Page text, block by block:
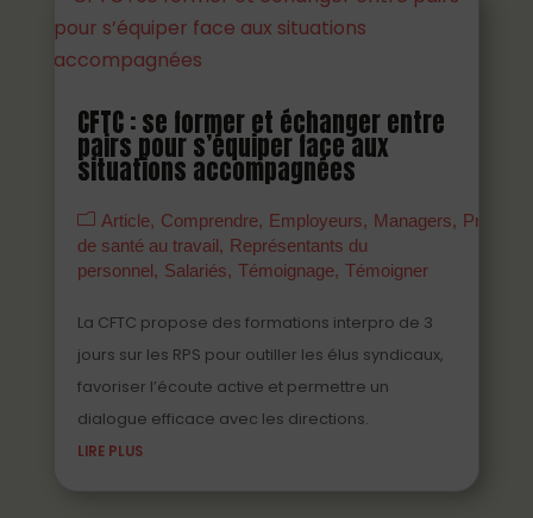
CFTC : se former et échanger entre
pairs pour s’équiper face aux
situations accompagnées
Article Comprendre Employeurs Managers
Prévenir
de santé au travail
Représentants du
personnel
Salariés Témoignage Témoigner
La CFTC propose des formations interpro de 3
jours sur les RPS pour outiller les élus syndicaux,
favoriser l’écoute active et permettre un
dialogue efficace avec les directions.
LIRE PLUS